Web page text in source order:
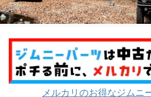
メルカリのお得なジムニ